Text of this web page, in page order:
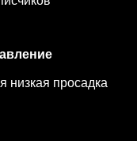
низкая просадка